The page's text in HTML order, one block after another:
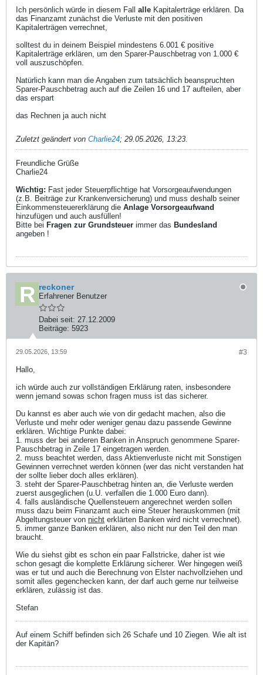
Ich persönlich würde in diesem Fall alle Kapitalerträge erklären. Da
das Finanzamt zunächst die Verluste mit den positiven
Kapitalerträgen verrechnet,
solltest du in deinem Beispiel mindestens 6.001 € positive
Kapitalerträge erklären, um den Sparer-Pauschbetrag von 1.000 €
voll auszuschöpfen.
Natürlich kann man die Angaben zum tatsächlich beanspruchten
Sparer-Pauschbetrag auch auf die Zeilen 16 und 17 aufteilen, aber
das erspart
das Rechnen ja auch nicht
Zuletzt geändert von Charlie24; 29.05.2026, 13:23.
Freundliche Grüße
Charlie24
Wichtig: Fast jeder Steuerpflichtige hat Vorsorgeaufwendungen
(z.B. Beiträge zur Krankenversicherung) und muss deshalb seiner
Einkommensteuererklärung die Anlage Vorsorgeaufwand
hinzufügen und auch ausfüllen!
Bitte bei Fragen zur Grundsteuer immer das Bundesland
angeben !
reckoner
Erfahrener Benutzer
Dabei seit: 27.12.2009
Beiträge: 5923
#3
29.05.2026, 13:59
Hallo,
ich würde auch zur vollständigen Erklärung raten, insbesondere
wenn jemand sowas schon fragen muss ist das sicherer.
Du kannst es aber auch wie von dir gedacht machen, also die
Verluste und mehr oder weniger genau dazu passende Gewinne
erklären. Wichtige Punkte dabei:
1. muss der bei anderen Banken in Anspruch genommene Sparer-
Pauschbetrag in Zeile 17 eingetragen werden.
2. muss beachtet werden, dass Aktienverluste nicht mit Sonstigen
Gewinnen verrechnet werden können (wer das nicht verstanden hat
der sollte lieber doch alles erklären).
3. steht der Sparer-Pauschbetrag hinten an, die Verluste werden
zuerst ausgeglichen (u.U. verfallen die 1.000 Euro dann).
4. falls ausländische Quellensteuern angerechnet werden sollen
muss dazu beim Finanzamt auch eine Steuer herauskommen (mit
Abgeltungsteuer von nicht erklärten Banken wird nicht verrechnet).
5. immer ganze Banken erklären, also nicht nur den Teil den man
braucht.
Wie du siehst gibt es schon ein paar Fallstricke, daher ist wie
schon gesagt die komplette Erklärung sicherer. Wer hingegen weiß
was er tut und auch die Berechnung von Elster nachvollziehen und
somit alles gegenchecken kann, der darf auch gerne nur teilweise
erklären, zulässig ist das.
Stefan
Auf einem Schiff befinden sich 26 Schafe und 10 Ziegen. Wie alt ist
der Kapitän?